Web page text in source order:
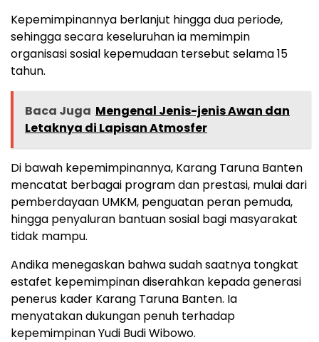
Kepemimpinannya berlanjut hingga dua periode,
sehingga secara keseluruhan ia memimpin
organisasi sosial kepemudaan tersebut selama 15
tahun.
Baca Juga Mengenal Jenis-jenis Awan dan
Letaknya di Lapisan Atmosfer
Di bawah kepemimpinannya, Karang Taruna Banten
mencatat berbagai program dan prestasi, mulai dari
pemberdayaan UMKM, penguatan peran pemuda,
hingga penyaluran bantuan sosial bagi masyarakat
tidak mampu.
Andika menegaskan bahwa sudah saatnya tongkat
estafet kepemimpinan diserahkan kepada generasi
penerus kader Karang Taruna Banten. Ia
menyatakan dukungan penuh terhadap
kepemimpinan Yudi Budi Wibowo.